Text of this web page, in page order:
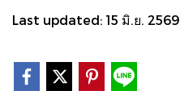
Last updated: 15 มิ.ย. 2569